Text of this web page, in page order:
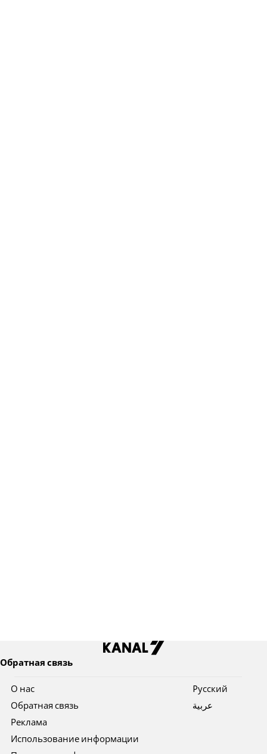
Обратная связь
О нас
Обратная связь
Реклама
Использование информации
Pусский
عربية